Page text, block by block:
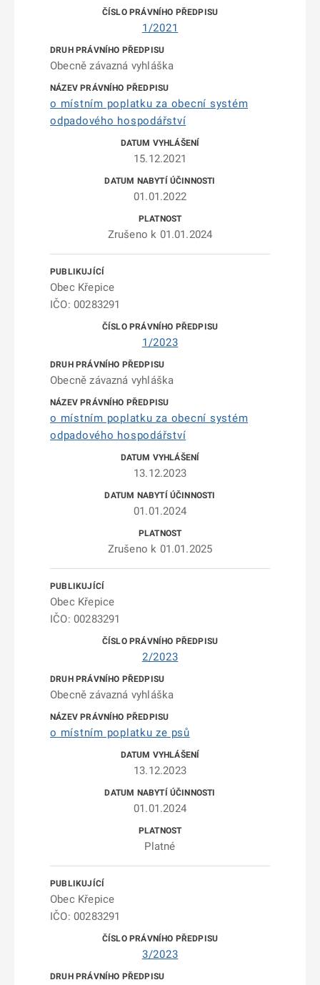
1/2021
Obecně závazná vyhláška
o místním poplatku za obecní systém
odpadového hospodářství
15.12.2021
01.01.2022
Zrušeno k 01.01.2024
Obec Křepice
IČO: 00283291
1/2023
Obecně závazná vyhláška
o místním poplatku za obecní systém
odpadového hospodářství
13.12.2023
01.01.2024
Zrušeno k 01.01.2025
Obec Křepice
IČO: 00283291
2/2023
Obecně závazná vyhláška
o místním poplatku ze psů
13.12.2023
01.01.2024
Platné
Obec Křepice
IČO: 00283291
3/2023